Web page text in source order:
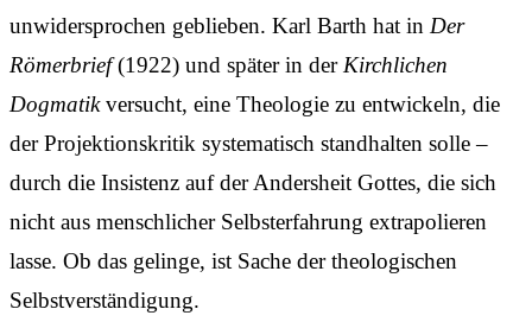
unwidersprochen geblieben. Karl Barth hat in Der
Römerbrief(1922) und später in der Kirchlichen
Dogmatikversucht, eine Theologie zu entwickeln, die
der Projektionskritik systematisch standhalten solle –
durch die Insistenz auf der Andersheit Gottes, die sich
nicht aus menschlicher Selbsterfahrung extrapolieren
lasse. Ob das gelinge, ist Sache der theologischen
Selbstverständigung.